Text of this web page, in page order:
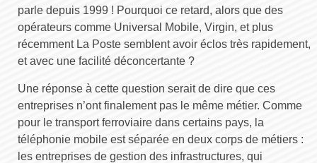
parle depuis 1999 ! Pourquoi ce retard, alors que des
opérateurs comme Universal Mobile, Virgin, et plus
récemment La Poste semblent avoir éclos très rapidement,
et avec une facilité déconcertante ?
Une réponse à cette question serait de dire que ces
entreprises n’ont finalement pas le même métier. Comme
pour le transport ferroviaire dans certains pays, la
téléphonie mobile est séparée en deux corps de métiers :
les entreprises de gestion des infrastructures, qui